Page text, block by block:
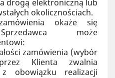
drogą elektroniczną lub
okolicznościach.
okaże się
może
zamówienia (wybór
Klienta zwalnia
z obowiązku realizacji